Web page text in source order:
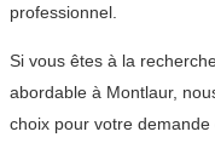
professionnel.
Si vous êtes à la
abordable à Montlaur,
choix pour votre demande